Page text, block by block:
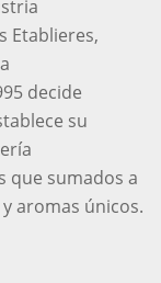
Etablieres,
decide
su
que sumados a
aromas únicos.